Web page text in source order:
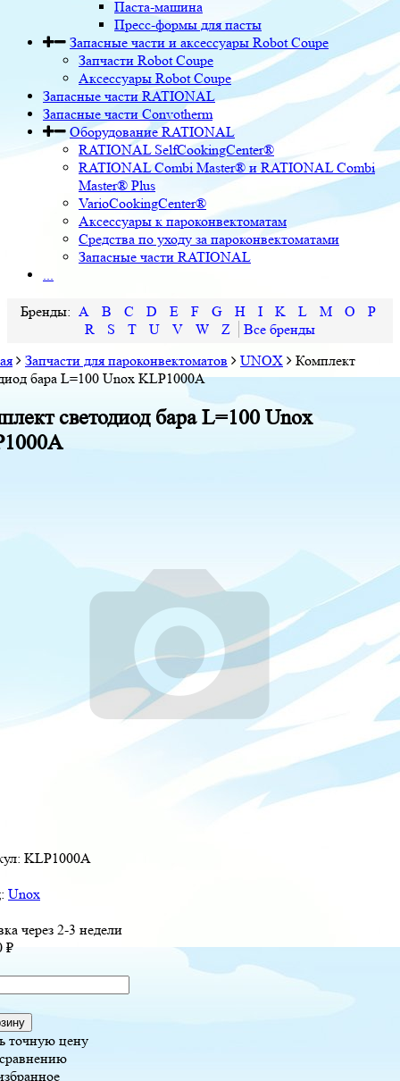
Паста-машина
Пресс-формы для пасты
Запасные части и аксессуары Robot Coupe
Запчасти Robot Coupe
Аксессуары Robot Coupe
Запасные части RATIONAL
Запасные части Convotherm
Оборудование RATIONAL
RATIONAL SelfCookingCenter®
RATIONAL Combi Master® и RATIONAL Combi
Master® Plus
VarioCookingCenter®
Аксессуары к пароконвектоматам
Средства по уходу за пароконвектоматами
Запасные части RATIONAL
...
A B C D E F G H I K L M O
P
R
S T U V W
Z
Запчасти для пароконвектоматов UNOX
Комплект
бара L=100 Unox KLP1000A
светодиод бара L=100 Unox
KLP1000A
Unox
через 2-3 недели
₽
точную цену